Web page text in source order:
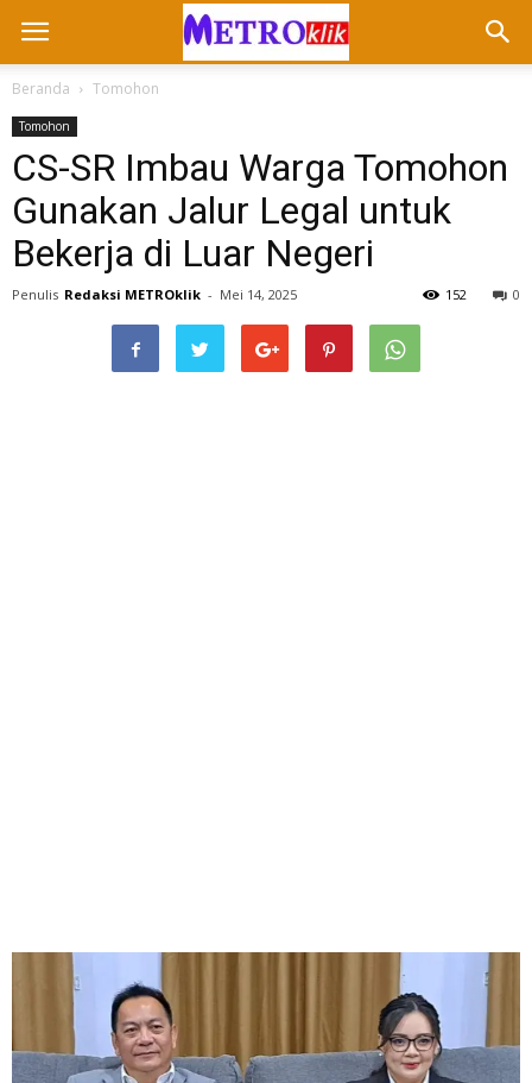
Beranda Tomohon
Tomohon
CS-SR Imbau Warga Tomohon
Gunakan Jalur Legal untuk
Bekerja di Luar Negeri
Penulis Redaksi METROklik - Mei 14, 2025 0
152